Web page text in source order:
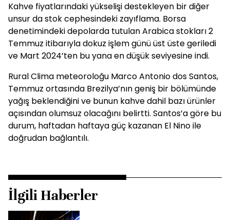
Kahve fiyatlarındaki yükselişi destekleyen bir diğer
unsur da stok cephesindeki zayıflama. Borsa
denetimindeki depolarda tutulan Arabica stokları 2
Temmuz itibarıyla dokuz işlem günü üst üste geriledi
ve Mart 2024’ten bu yana en düşük seviyesine indi.
Rural Clima meteoroloğu Marco Antonio dos Santos,
Temmuz ortasında Brezilya’nın geniş bir bölümünde
yağış beklendiğini ve bunun kahve dahil bazı ürünler
açısından olumsuz olacağını belirtti. Santos’a göre bu
durum, haftadan haftaya güç kazanan El Nino ile
doğrudan bağlantılı.
İlgili Haberler